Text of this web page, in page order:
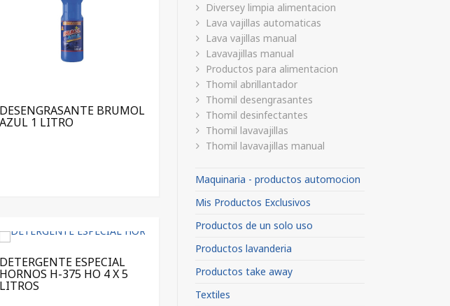
DESENGRASANTE BRUMOL
AZUL 1 LITRO
DETERGENTE ESPECIAL
HORNOS H-375 HO 4 X 5
LITROS
Diversey limpia alimentacion
Lava vajillas automaticas
Lava vajillas manual
Lavavajillas manual
Productos para alimentacion
Thomil abrillantador
Thomil desengrasantes
Thomil desinfectantes
Thomil lavavajillas
Thomil lavavajillas manual
Maquinaria - productos automocion
Mis Productos Exclusivos
Productos de un solo uso
Productos lavanderia
Productos take away
Textiles